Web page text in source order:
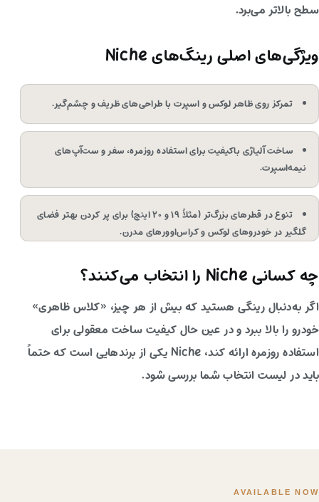
سطح بالاتر می‌برد.
ویژگی‌های اصلی رینگ‌های Niche
تمرکز روی ظاهر لوکس و اسپرت با طراحی‌های ظریف و چشم‌گیر.
ساخت آلیاژی باکیفیت برای استفاده روزمره، سفر و ست‌آپ‌های
نیمه‌اسپرت.
تنوع در قطرهای بزرگ‌تر (مثلاً ۱۹ و ۲۰ اینچ) برای پر کردن بهتر فضای
گلگیر در خودروهای لوکس و کراس‌اوورهای مدرن.
چه کسانی Niche را انتخاب می‌کنند؟
اگر به‌دنبال رینگی هستید که بیش از هر چیز، «کلاس ظاهری»
خودرو را بالا ببرد و در عین حال کیفیت ساخت معقولی برای
استفاده روزمره ارائه کند، Niche یکی از برندهایی است که حتماً
باید در لیست انتخاب شما بررسی شود.
AVAILABLE NOW